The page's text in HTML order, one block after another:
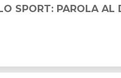
SPORT: PAROLA